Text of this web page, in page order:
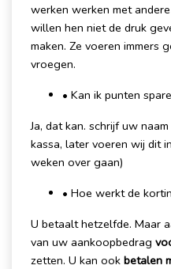
werken werken met
willen hen niet de druk
maken. Ze voeren immers
vroegen.
• Kan ik punten
Ja, dat kan. schrijf uw
kassa, later voeren wij dit
weken over gaan)
• Hoe werkt de
U betaalt hetzelfde. Maar
van uw aankoopbedrag
zetten. U kan ook betalen